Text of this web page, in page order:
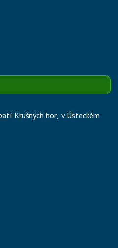
Krušných hor, v Ústeckém